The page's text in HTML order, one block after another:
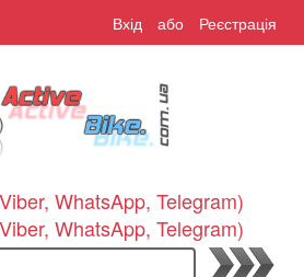
Вхід або Реєстрація
WhatsApp, Telegram)
WhatsApp, Telegram)
Пошук